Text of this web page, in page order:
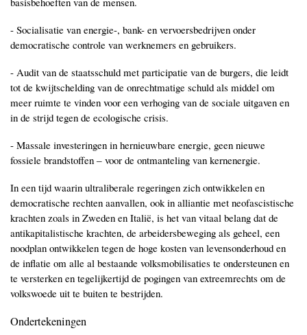
- Socialisatie van energie-, bank- en vervoersbedrijven onder
democratische controle van werknemers en gebruikers.
- Audit van de staatsschuld met participatie van de burgers, die leidt
tot de kwijtschelding van de onrechtmatige schuld als middel om
meer ruimte te vinden voor een verhoging van de sociale uitgaven en
in de strijd tegen de ecologische crisis.
- Massale investeringen in hernieuwbare energie, geen nieuwe
fossiele brandstoffen ‒ voor de ontmanteling van kernenergie.
In een tijd waarin ultraliberale regeringen zich ontwikkelen en
democratische rechten aanvallen, ook in alliantie met neofascistische
krachten zoals in Zweden en Italië, is het van vitaal belang dat de
antikapitalistische krachten, de arbeidersbeweging als geheel, een
noodplan ontwikkelen tegen de hoge kosten van levensonderhoud en
de inflatie om alle al bestaande volksmobilisaties te ondersteunen en
te versterken en tegelijkertijd de pogingen van extreemrechts om de
volkswoede uit te buiten te bestrijden.
Ondertekeningen